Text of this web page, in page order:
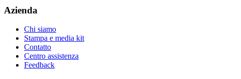
Azienda
Chi siamo
Stampa e media kit
Contatto
Centro assistenza
Feedback